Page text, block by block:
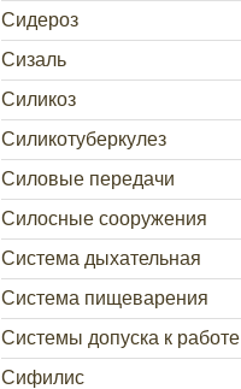
Сидероз
Сизаль
Силикоз
Силикотуберкулез
Силовые передачи
Силосные сооружения
Система дыхательная
Система пищеварения
Системы допуска к работе
Сифилис